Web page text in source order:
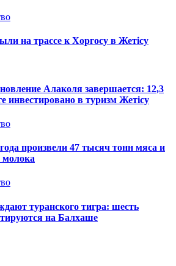
на трассе к Хоргосу в Жетісу
Алаколя завершается: 12,3
инвестировано в туризм Жетісу
произвели 47 тысяч тонн мяса и
молока
туранского тигра: шесть
на Балхаше